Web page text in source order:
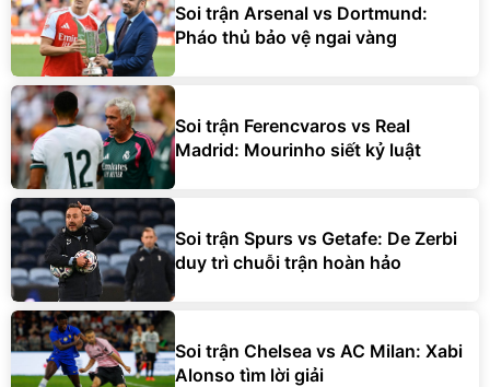
Soi trận Arsenal vs Dortmund:
Pháo thủ bảo vệ ngai vàng
Soi trận Ferencvaros vs Real
Madrid: Mourinho siết kỷ luật
Soi trận Spurs vs Getafe: De Zerbi
duy trì chuỗi trận hoàn hảo
Soi trận Chelsea vs AC Milan: Xabi
Alonso tìm lời giải